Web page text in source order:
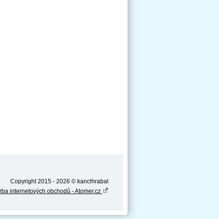
Copyright 2015 - 2026 © kanclhrabal
internetových obchodů - Atomer.cz